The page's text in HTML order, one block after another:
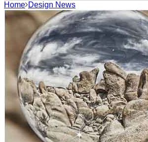
Home Design News